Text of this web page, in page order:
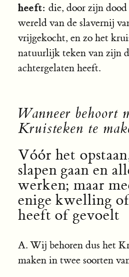
heeft: die, door zijn
wereld van de slavernij
vrijgekocht, en zo het
natuurlijk teken van zijn
achtergelaten heeft.
Wanneer behoort
Kruisteken te
Vóór het
slapen gaan en
werken; maar
enige kwelling
heeft of gevoelt
A. Wij behoren dus het
maken in twee soorten